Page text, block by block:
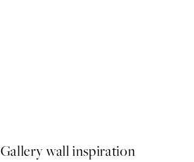
Gallery wall inspiration